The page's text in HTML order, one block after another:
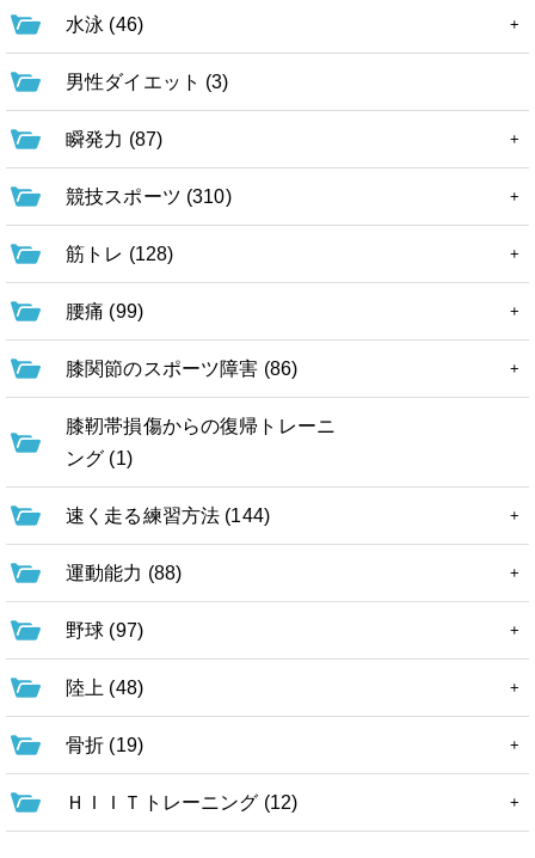
水泳 (46)
男性ダイエット (3)
瞬発力 (87)
競技スポーツ (310)
筋トレ (128)
腰痛 (99)
膝関節のスポーツ障害 (86)
膝靭帯損傷からの復帰トレーニ
ング (1)
速く走る練習方法 (144)
運動能力 (88)
野球 (97)
陸上 (48)
骨折 (19)
ＨＩＩＴトレーニング (12)